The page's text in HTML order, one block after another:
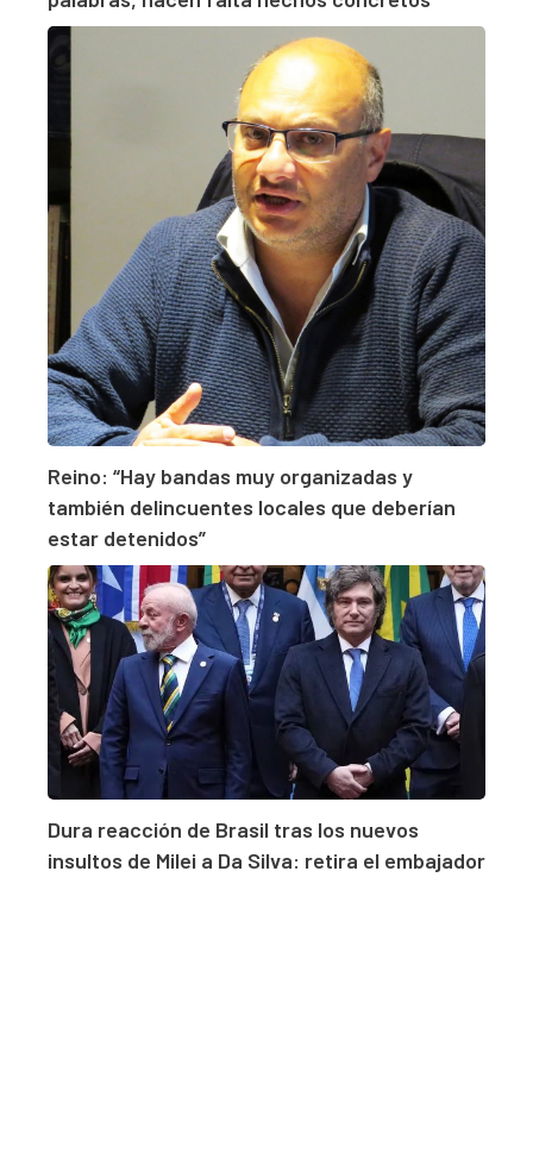
Reino: “Hay bandas muy organizadas y
también delincuentes locales que deberían
estar detenidos”
Dura reacción de Brasil tras los nuevos
insultos de Milei a Da Silva: retira el embajador